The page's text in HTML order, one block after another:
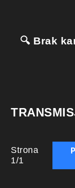
🔍 Brak
Strona
1/1